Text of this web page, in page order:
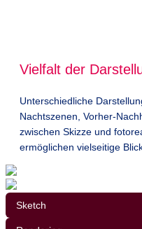
Vielfalt der
Unterschiedliche
Nachtszenen, Vorher-
zwischen Skizze und
ermöglichen vielseitige
Sketch